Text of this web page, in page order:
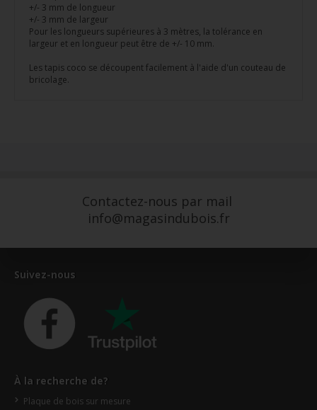
+/- 3 mm de longueur
+/- 3 mm de largeur
Pour les longueurs supérieures à 3 mètres, la tolérance en
largeur et en longueur peut être de +/- 10 mm.
Les tapis coco se découpent facilement à l'aide d'un couteau de
bricolage.
Contactez-nous par mail
info@magasindubois.fr
Suivez-nous
À la recherche de?
Plaque de bois sur mesure